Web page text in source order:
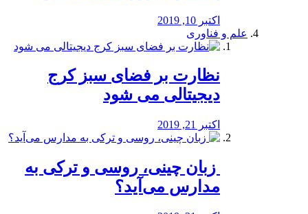
اکتبر 10, 2019
علم و فناوری
نظارت بر فضای سبز کرج
دیجیتالی می شود
اکتبر 21, 2019
️ زبان چینی، روسی و ترکی به
مدارس می‌آید؟